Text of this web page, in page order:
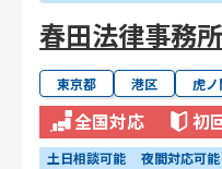
春田法律事務所
東京都 港区 虎
全国対応 初
土日相談可能 夜間対応可能